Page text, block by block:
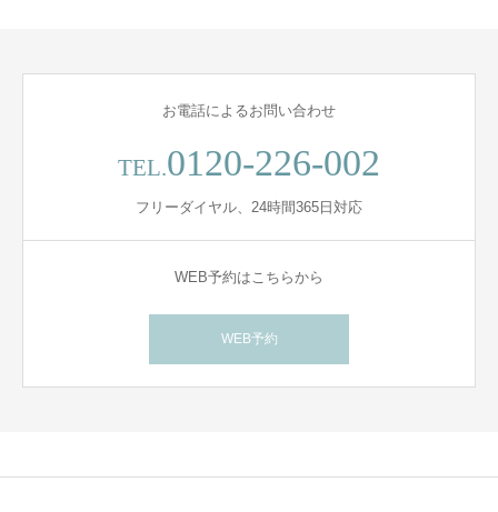
お電話によるお問い合わせ
TEL.0120-226-002
フリーダイヤル、24時間365日対応
WEB予約はこちらから
WEB予約